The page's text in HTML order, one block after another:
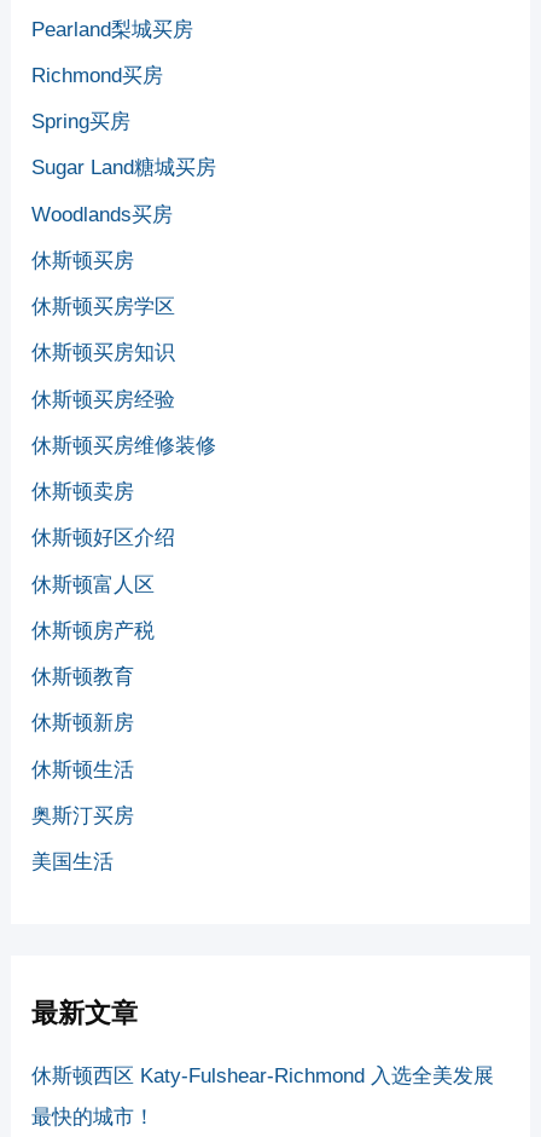
Pearland梨城买房
Richmond买房
Spring买房
Sugar Land糖城买房
Woodlands买房
休斯顿买房
休斯顿买房学区
休斯顿买房知识
休斯顿买房经验
休斯顿买房维修装修
休斯顿卖房
休斯顿好区介绍
休斯顿富人区
休斯顿房产税
休斯顿教育
休斯顿新房
休斯顿生活
奥斯汀买房
美国生活
最新文章
休斯顿西区 Katy-Fulshear-Richmond 入选全美发展
最快的城市！